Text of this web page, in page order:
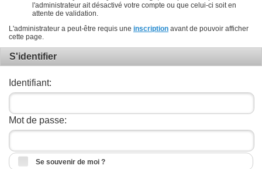
l'administrateur ait désactivé votre compte ou que celui-ci soit en
attente de validation.
L'administrateur a peut-être requis une inscription avant de pouvoir afficher
cette page.
S'identifier
Identifiant:
Mot de passe:
Se souvenir de moi ?